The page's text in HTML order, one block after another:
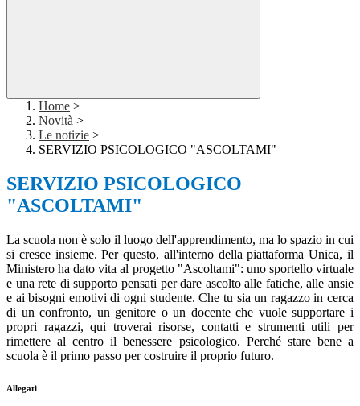
Home >
Novità >
Le notizie >
SERVIZIO PSICOLOGICO "ASCOLTAMI"
SERVIZIO PSICOLOGICO
"ASCOLTAMI"
La scuola non è solo il luogo dell'apprendimento, ma lo spazio in cui
si cresce insieme. Per questo, all'interno della piattaforma Unica, il
Ministero ha dato vita al progetto "Ascoltami": uno sportello virtuale
e una rete di supporto pensati per dare ascolto alle fatiche, alle ansie
e ai bisogni emotivi di ogni studente. Che tu sia un ragazzo in cerca
di un confronto, un genitore o un docente che vuole supportare i
propri ragazzi, qui troverai risorse, contatti e strumenti utili per
rimettere al centro il benessere psicologico. Perché stare bene a
scuola è il primo passo per costruire il proprio futuro.
Allegati